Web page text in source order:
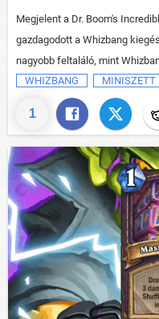
1
Megjelent a Dr. Boom's
gazdagodott a Whizbang
nagyobb feltaláló, mint
WHIZBANG
MINISZETT